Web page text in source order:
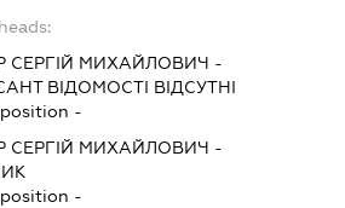
СЕРГІЙ МИХАЙЛОВИЧ -
ВІДОМОСТІ ВІДСУТНІ
-
СЕРГІЙ МИХАЙЛОВИЧ -
-